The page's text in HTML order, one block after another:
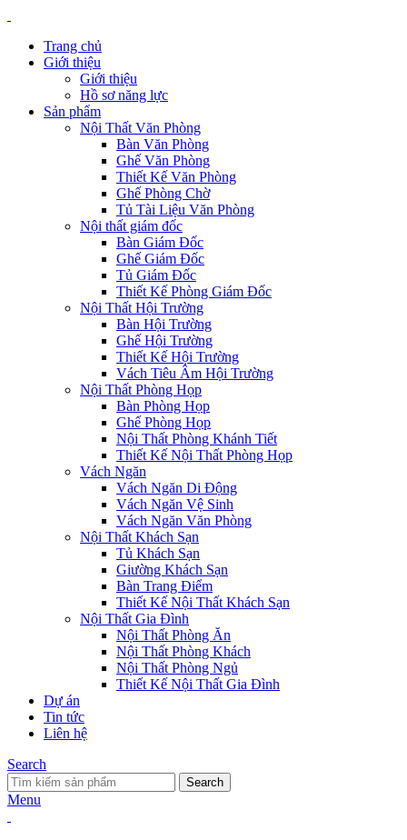
Trang chủ
Giới thiệu
Giới thiệu
Hồ sơ năng lực
Sản phẩm
Nội Thất Văn Phòng
Bàn Văn Phòng
Ghế Văn Phòng
Thiết Kế Văn Phòng
Ghế Phòng Chờ
Tủ Tài Liệu Văn Phòng
Nội thất giám đốc
Bàn Giám Đốc
Ghế Giám Đốc
Tủ Giám Đốc
Thiết Kế Phòng Giám Đốc
Nội Thất Hội Trường
Bàn Hội Trường
Ghế Hội Trường
Thiết Kế Hội Trường
Vách Tiêu Âm Hội Trường
Nội Thất Phòng Họp
Bàn Phòng Họp
Ghế Phòng Họp
Nội Thất Phòng Khánh Tiết
Thiết Kế Nội Thất Phòng Họp
Vách Ngăn
Vách Ngăn Di Động
Vách Ngăn Vệ Sinh
Vách Ngăn Văn Phòng
Nội Thất Khách Sạn
Tủ Khách Sạn
Giường Khách Sạn
Bàn Trang Điểm
Thiết Kế Nội Thất Khách Sạn
Nội Thất Gia Đình
Nội Thất Phòng Ăn
Nội Thất Phòng Khách
Nội Thất Phòng Ngủ
Thiết Kế Nội Thất Gia Đình
Dự án
Tin tức
Liên hệ
Search
Search
Menu